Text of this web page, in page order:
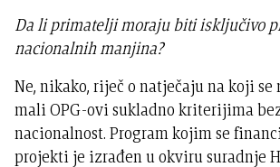
Da li primatelji moraju biti isključivo
nacionalnih manjina?
Ne, nikako, riječ o natječaju na koji
mali OPG-ovi sukladno kriterijima
nacionalnost. Program kojim se
projekti je izrađen u okviru suradnje